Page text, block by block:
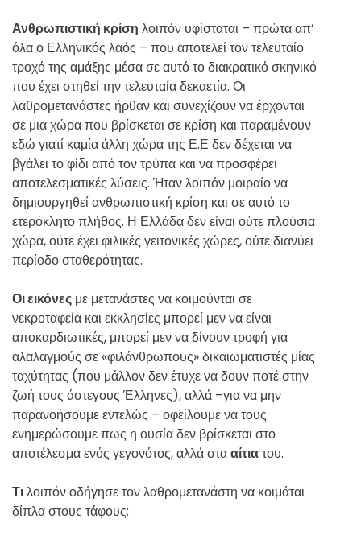
Ανθρωπιστική κρίση λοιπόν υφίσταται – πρώτα απ’
όλα ο Ελληνικός λαός – που αποτελεί τον τελευταίο
τροχό της αμάξης μέσα σε αυτό το διακρατικό σκηνικό
που έχει στηθεί την τελευταία δεκαετία. Οι
λαθρομετανάστες ήρθαν και συνεχίζουν να έρχονται
σε μια χώρα που βρίσκεται σε κρίση και παραμένουν
εδώ γιατί καμία άλλη χώρα της Ε.Ε δεν δέχεται να
βγάλει το φίδι από τον τρύπα και να προσφέρει
αποτελεσματικές λύσεις. Ήταν λοιπόν μοιραίο να
δημιουργηθεί ανθρωπιστική κρίση και σε αυτό το
ετερόκλητο πλήθος. Η Ελλάδα δεν είναι ούτε πλούσια
χώρα, ούτε έχει φιλικές γειτονικές χώρες, ούτε διανύει
περίοδο σταθερότητας.
Οι εικόνες με μετανάστες να κοιμούνται σε
νεκροταφεία και εκκλησίες μπορεί μεν να είναι
αποκαρδιωτικές, μπορεί μεν να δίνουν τροφή για
αλαλαγμούς σε «φιλάνθρωπους» δικαιωματιστές μίας
ταχύτητας (που μάλλον δεν έτυχε να δουν ποτέ στην
ζωή τους άστεγους Έλληνες), αλλά –για να μην
παρανοήσουμε εντελώς – οφείλουμε να τους
ενημερώσουμε πως η ουσία δεν βρίσκεται στο
αποτέλεσμα ενός γεγονότος, αλλά στααίτιατου.
Τιλοιπόν οδήγησε τον λαθρομετανάστη να κοιμάται
δίπλα στους τάφους;